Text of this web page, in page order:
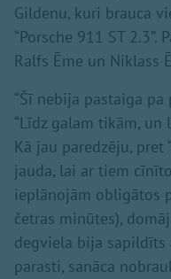
Gildenu, kuri brauca
“Porsche 911 ST
Ralfs Ēme un Niklass
“Šī nebija pastaiga pa
“Līdz galam tikām, un
Kā jau paredzēju, pret
jauda, lai ar tiem
ieplānojām obligātos
četras minūtes),
degviela bija sapildīts
parasti, sanāca